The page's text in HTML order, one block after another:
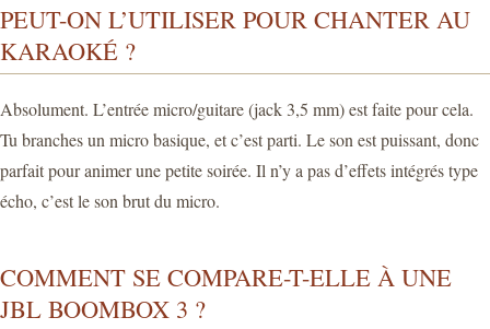
PEUT-ON L’UTILISER POUR CHANTER AU
KARAOKÉ ?
Absolument. L’entrée micro/guitare (jack 3,5 mm) est faite pour cela.
Tu branches un micro basique, et c’est parti. Le son est puissant, donc
parfait pour animer une petite soirée. Il n’y a pas d’effets intégrés type
écho, c’est le son brut du micro.
COMMENT SE COMPARE-T-ELLE À UNE
JBL BOOMBOX 3 ?